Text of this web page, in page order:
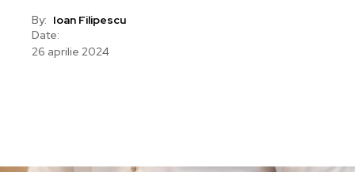
By: Ioan Filipescu
Date:
26 aprilie 2024